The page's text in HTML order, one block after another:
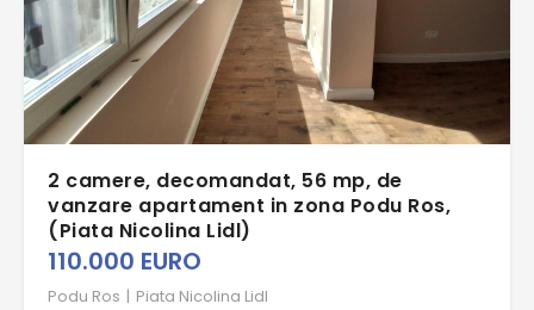
2 camere, decomandat, 56 mp, de
vanzare apartament in zona Podu Ros,
(Piata Nicolina Lidl)
110.000 EURO
Podu Ros | Piata Nicolina Lidl